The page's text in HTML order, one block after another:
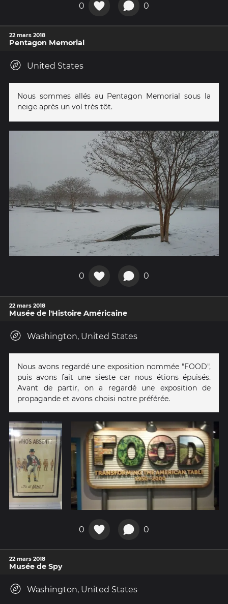
0 0
22 mars 2018
Pentagon Memorial
United States
Nous sommes allés au Pentagon Memorial sous la
neige après un vol très tôt.
0 0
22 mars 2018
Musée de l'Histoire Américaine
Washington, United States
Nous avons regardé une exposition nommée "FOOD",
puis avons fait une sieste car nous étions épuisés.
Avant de partir, on a regardé une exposition de
propagande et avons choisi notre préférée.
0 0
22 mars 2018
Musée de Spy
Washington, United States